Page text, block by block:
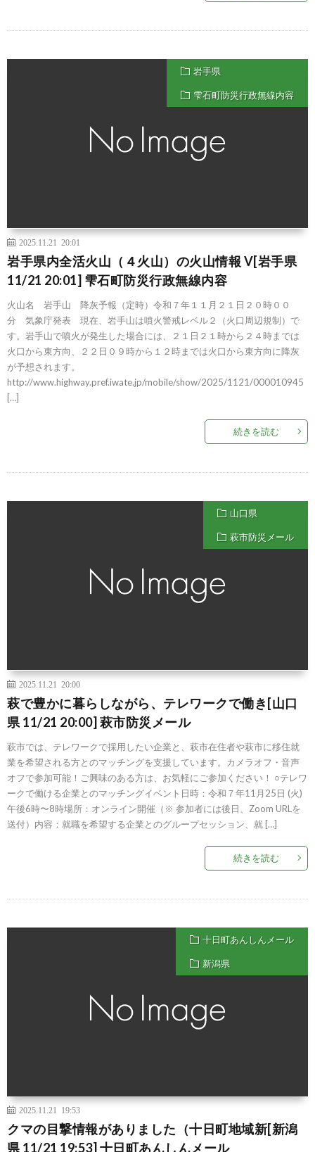
岩手県
雫石町防災行政無線内容
2025.11.21 20:01
岩手県内全活火山（４火山）の火山情報 V[岩手県
11/21 20:01] 雫石町防災行政無線内容
火山名 岩手山 降灰予報（定時）令和７年１１月２１日２０時００
分 気象庁発表 現在、岩手山は噴火警戒レベル２（火口周辺規制）で
す。岩手山で噴火が発生した場合には、２１日２１時から２４時までは
火口から東方向、２２日０９時から１２時までは火口から東方向に降灰
が予想されます。
http://www.highway.pref.iwate.jp/mobile/show/2025/1121/000010945
[…]
続きを読む
山口県
萩市防災メール
2025.11.21 20:00
萩で豊かに暮らしながら、テレワークで働き[山口
県 11/21 20:00] 萩市防災メール
萩市では、テレワークで採用したい企業と、萩市在住者や萩市に移住就
業を希望される方とのマッチングを支援しています。カメラオフ・音声
オフで参加可能！ご興味のある方は、お気軽にご参加ください！ ○テレワ
ークで働ける企業とのマッチングイベント日時：令和７年11月25日 (火)
午後6時〜8時場所：オンライン開催（※ 参加者には後日、Zoom URLを
送付）内容：就職を希望する企業とのグループセッション、就 […]
続きを読む
十日町あんしんメール
新潟県
2025.11.21 19:53
クマの目撃情報がありました（十日町地域新[新潟
県 11/21 19:53] 十日町あんしんメール